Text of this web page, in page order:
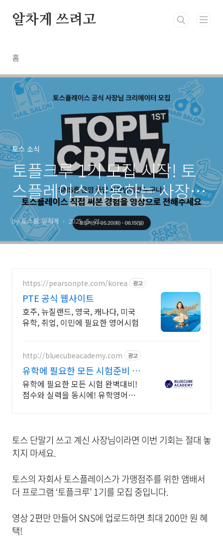
알차게 쓰려고
홈
토스 소식
토플크루 1기 모집 시작! 토
스플레이스 사용하는 사장님
이라면 지금 바로 도전하세요
by 토스를 알차게 2025. 5. 21.
https://pearsonpte.com/korea 광고
PTE 공식 웹사이트
호주, 뉴질랜드, 영국, 캐나다, 미국
유학, 취업, 이민에 필요한 영어시험
http://bluecubeacademy.com 광고
유학에 필요한 모든 시험준비 우
리 아이 공부는 블루큐브
유학에 필요한 모든 시험 완벽대비!
점수와 실력을 동시에! 유학영어부
토스 단말기 쓰고 계신 사장님이라면 이번 기회는 절대 놓
치지 마세요.
토스의 자회사 토스플레이스가 가맹점주를 위한 앰배서
더 프로그램 ‘토플크루’ 1기를 모집 중입니다.
영상 2편만 만들어 SNS에 업로드하면 최대 200만 원 혜
택!